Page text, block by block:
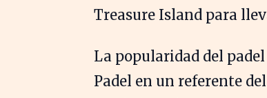
Treasure Island para
La popularidad del
Padel en un referente